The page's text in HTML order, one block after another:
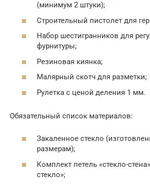
(минимум 2 штуки);
Строительный пистолет для
Набор шестигранников для
фурнитуры;
Резиновая киянка;
Малярный скотч для разметки;
Рулетка с ценой деления 1 мм.
Обязательный список материалов:
Закаленное стекло
размерам);
Комплект петель «стекло-
стекло»;